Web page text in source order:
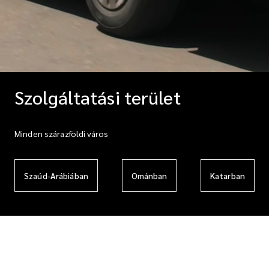
Szolgáltatási terület
Minden szárazföldi város
Szaúd-Arábiában Ománban Katarban